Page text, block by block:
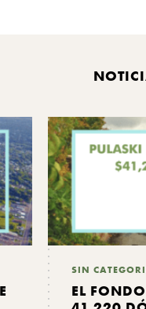
SIN
EL